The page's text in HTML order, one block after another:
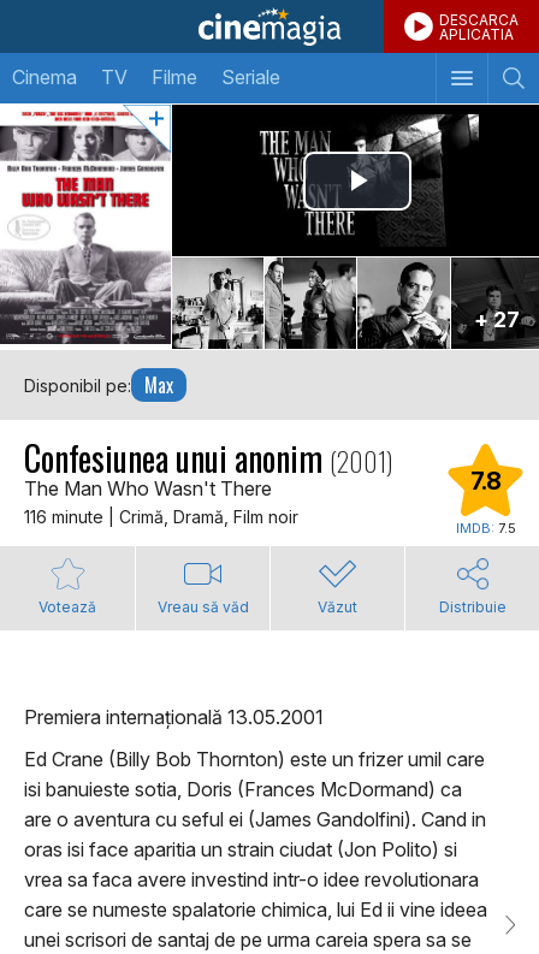
DESCARCA
APLICATIA
Cinema TV Filme Seriale
+ 27
Disponibil pe: Max
Confesiunea unui anonim (2001)
The Man Who Wasn't There
116 minute | Crimă, Dramă, Film noir
7.8
IMDB: 7.5
Votează Vreau să văd Văzut Distribuie
Premiera internațională 13.05.2001
Ed Crane (Billy Bob Thornton) este un frizer umil care
isi banuieste sotia, Doris (Frances McDormand) ca
are o aventura cu seful ei (James Gandolfini). Cand in
oras isi face aparitia un strain ciudat (Jon Polito) si
vrea sa faca avere investind intr-o idee revolutionara
care se numeste spalatorie chimica, lui Ed ii vine ideea
unei scrisori de santaj de pe urma careia spera sa se